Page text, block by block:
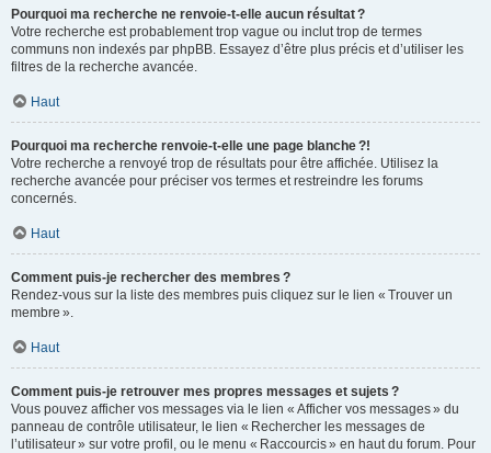
Pourquoi ma recherche ne renvoie-t-elle aucun résultat ?
Votre recherche est probablement trop vague ou inclut trop de termes
communs non indexés par phpBB. Essayez d’être plus précis et d’utiliser les
filtres de la recherche avancée.
Haut
Pourquoi ma recherche renvoie-t-elle une page blanche ?!
Votre recherche a renvoyé trop de résultats pour être affichée. Utilisez la
recherche avancée pour préciser vos termes et restreindre les forums
concernés.
Haut
Comment puis-je rechercher des membres ?
Rendez-vous sur la liste des membres puis cliquez sur le lien « Trouver un
membre ».
Haut
Comment puis-je retrouver mes propres messages et sujets ?
Vous pouvez afficher vos messages via le lien « Afficher vos messages » du
panneau de contrôle utilisateur, le lien « Rechercher les messages de
l’utilisateur » sur votre profil, ou le menu « Raccourcis » en haut du forum. Pour